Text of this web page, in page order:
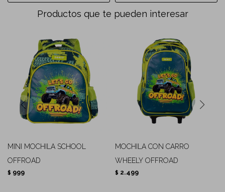
Productos que te pueden interesar
MINI MOCHILA SCHOOL
OFFROAD
$ 999
MOCHILA CON CARRO
WHEELY OFFROAD
$ 2.499